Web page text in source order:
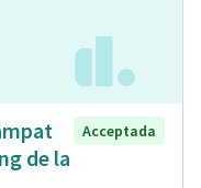
de la
Acceptada